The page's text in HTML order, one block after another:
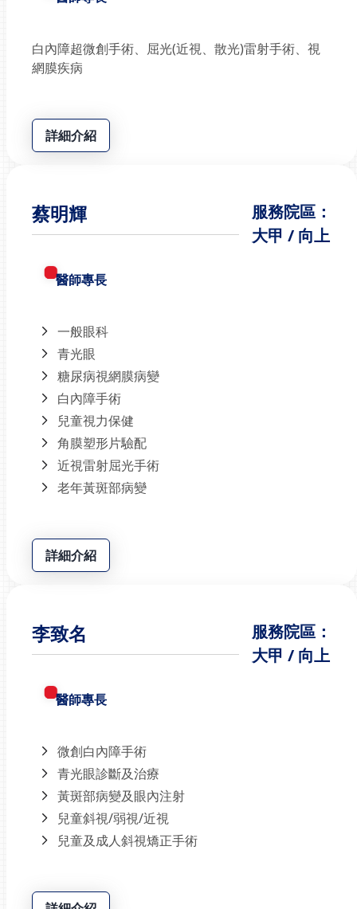
白內障超微創手術、屈光(近視、散光)雷射手術、視
網膜疾病
詳細介紹
蔡明輝
服務院區：
大甲 / 向上
醫師專長
一般眼科
青光眼
糖尿病視網膜病變
白內障手術
兒童視力保健
角膜塑形片驗配
近視雷射屈光手術
老年黃斑部病變
詳細介紹
李致名
服務院區：
大甲 / 向上
醫師專長
微創白內障手術
青光眼診斷及治療
黃斑部病變及眼內注射
兒童斜視/弱視/近視
兒童及成人斜視矯正手術